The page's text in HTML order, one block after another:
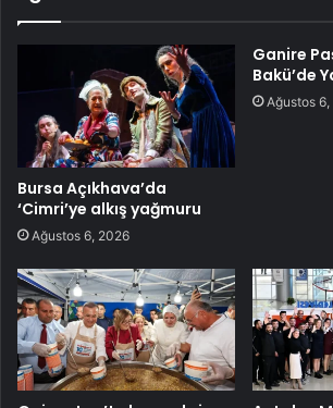
Bursa Açıkhava’da
‘Cimri’ye alkış yağmuru
Ağustos 6, 2026
Ganire
Bakü’de
Ağustos